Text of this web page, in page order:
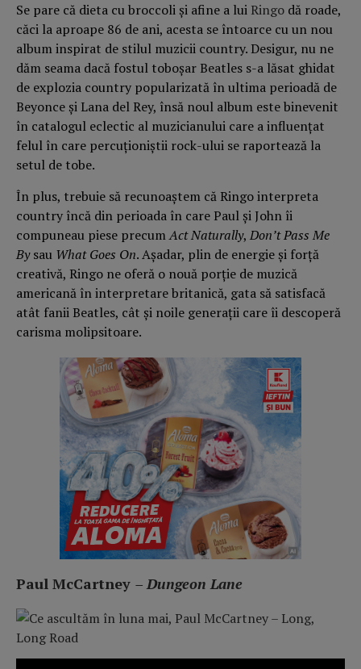
Se pare că dieta cu broccoli și afine a lui Ringo dă roade,
căci la aproape 86 de ani, acesta se întoarce cu un nou
album inspirat de stilul muzicii country. Desigur, nu ne
dăm seama dacă fostul toboșar Beatles s-a lăsat ghidat
de explozia country popularizată în ultima perioadă de
Beyonce și Lana del Rey, însă noul album este binevenit
în catalogul eclectic al muzicianului care a influențat
felul în care percuționiștii rock-ului se raportează la
setul de tobe.
În plus, trebuie să recunoaștem că Ringo interpreta
country încă din perioada în care Paul și John îi
compuneau piese precumAct Naturally, Don’t Pass Me
Bysau What Goes On. Așadar, plin de energie și forță
creativă, Ringo ne oferă o nouă porție de muzică
americană în interpretare britanică, gata să satisfacă
atât fanii Beatles, cât și noile generații care îi descoperă
carisma molipsitoare.
Paul McCartney – Dungeon Lane